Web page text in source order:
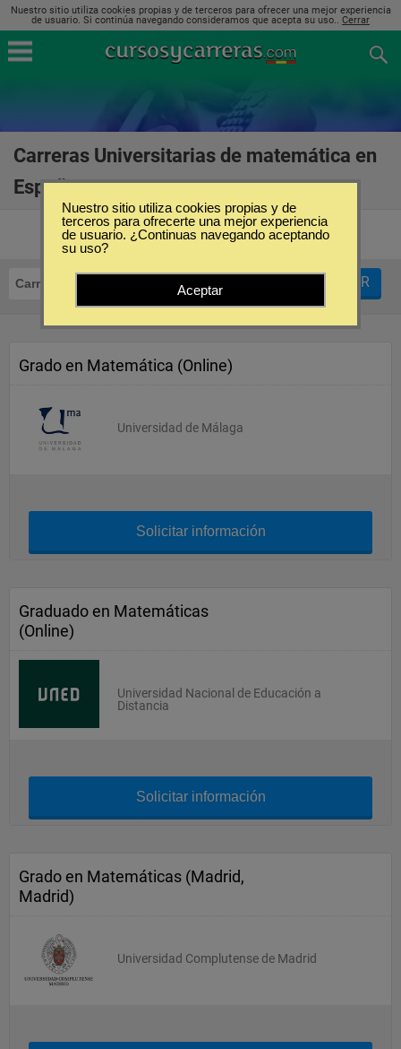
Nuestro sitio utiliza cookies propias y de terceros para ofrecer una mejor experiencia
de usuario. Si continúa navegando consideramos que acepta su uso.. Cerrar
Carreras Universitarias de matemática en
España
Carreras Universitarias Matemática FILTRAR
Grado en Matemática (Online)
Universidad de Málaga
Solicitar información
Graduado en Matemáticas
(Online)
Universidad Nacional de Educación a
Distancia
Solicitar información
Grado en Matemáticas (Madrid,
Madrid)
Universidad Complutense de Madrid
Nuestro sitio utiliza cookies propias y de
terceros para ofrecerte una mejor experiencia
de usuario. ¿Continuas navegando aceptando
su uso?
Aceptar